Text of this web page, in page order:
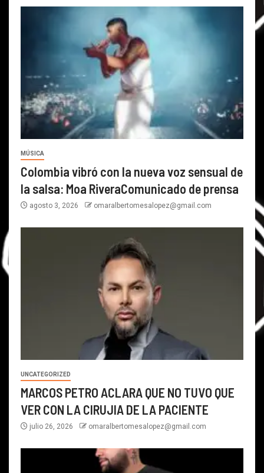
MÚSICA
Colombia vibró con la nueva voz sensual de
la salsa: Moa RiveraComunicado de prensa
agosto 3, 2026 omaralbertomesalopez@gmail.com
UNCATEGORIZED
MARCOS PETRO ACLARA QUE NO TUVO QUE
VER CON LA CIRUJIA DE LA PACIENTE
julio 26, 2026 omaralbertomesalopez@gmail.com